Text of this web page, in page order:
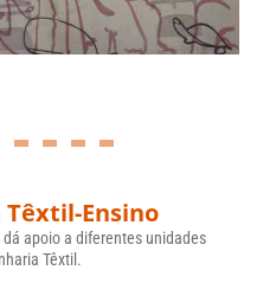
Ensino
apoio a diferentes unidades
Têxtil.